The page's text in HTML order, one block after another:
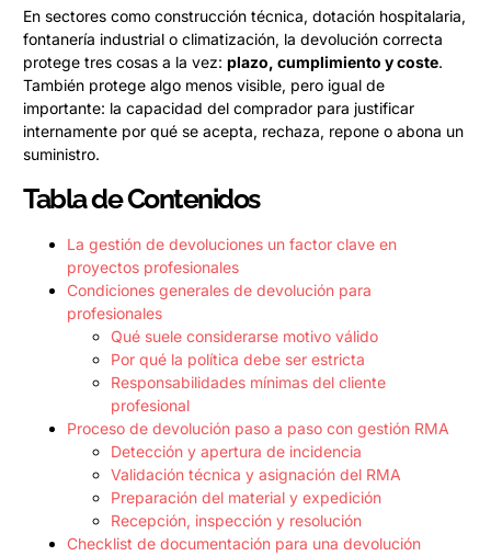
En sectores como construcción técnica, dotación hospitalaria,
fontanería industrial o climatización, la devolución correcta
protege tres cosas a la vez: plazo, cumplimiento y coste.
También protege algo menos visible, pero igual de
importante: la capacidad del comprador para justificar
internamente por qué se acepta, rechaza, repone o abona un
suministro.
Tabla de Contenidos
La gestión de devoluciones un factor clave en
proyectos profesionales
Condiciones generales de devolución para
profesionales
Qué suele considerarse motivo válido
Por qué la política debe ser estricta
Responsabilidades mínimas del cliente
profesional
Proceso de devolución paso a paso con gestión RMA
Detección y apertura de incidencia
Validación técnica y asignación del RMA
Preparación del material y expedición
Recepción, inspección y resolución
Checklist de documentación para una devolución